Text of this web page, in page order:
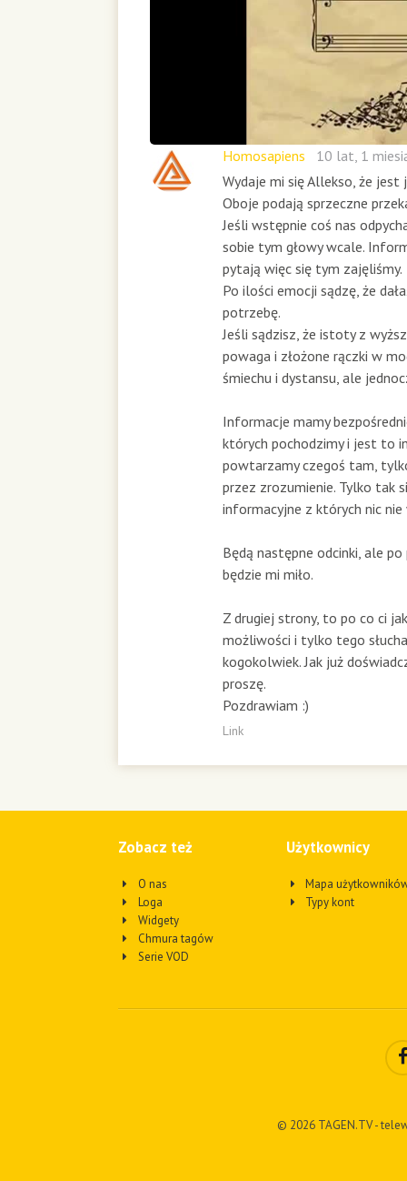
Homosapiens
10 lat, 1
Wydaje mi się Allekso, że jest
Oboje podają sprzeczne
Jeśli wstępnie coś nas
sobie tym głowy wcale.
pytają więc się tym zajęliśmy.
Po ilości emocji sądzę, że
potrzebę.
Jeśli sądzisz, że istoty z
powaga i złożone rączki w
śmiechu i dystansu, ale
Informacje mamy
których pochodzimy i jest to
powtarzamy czegoś tam,
przez zrozumienie. Tylko tak
informacyjne z których nic
Będą następne odcinki, ale
będzie mi miło.
Z drugiej strony, to po co ci
możliwości i tylko tego
kogokolwiek. Jak już
proszę.
Pozdrawiam :)
Link
Zobacz też
O nas
Loga
Widgety
Chmura tagów
Serie VOD
Użytkownicy
Mapa
Typy kont
© 2026 TAGEN.TV -